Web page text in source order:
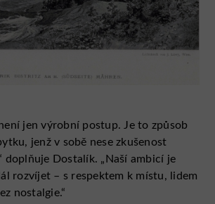
jen výrobní postup. Je to způsob
jenž v sobě nese zkušenost
doplňuje Dostalík. „Naší ambicí je
rozvíjet – s respektem k místu, lidem
nostalgie.“